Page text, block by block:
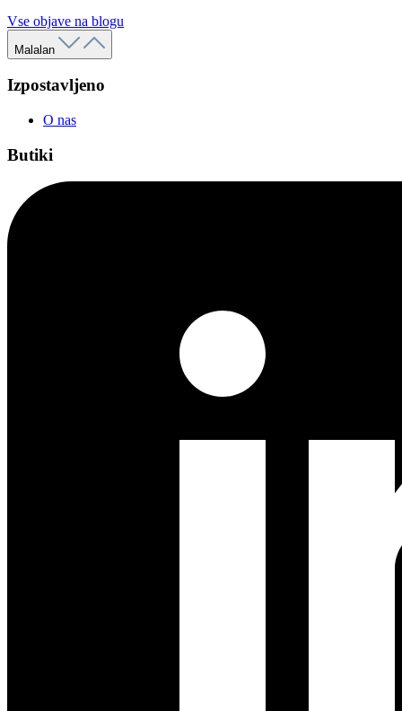
Vse objave na blogu
Malalan
Izpostavljeno
O nas
Butiki